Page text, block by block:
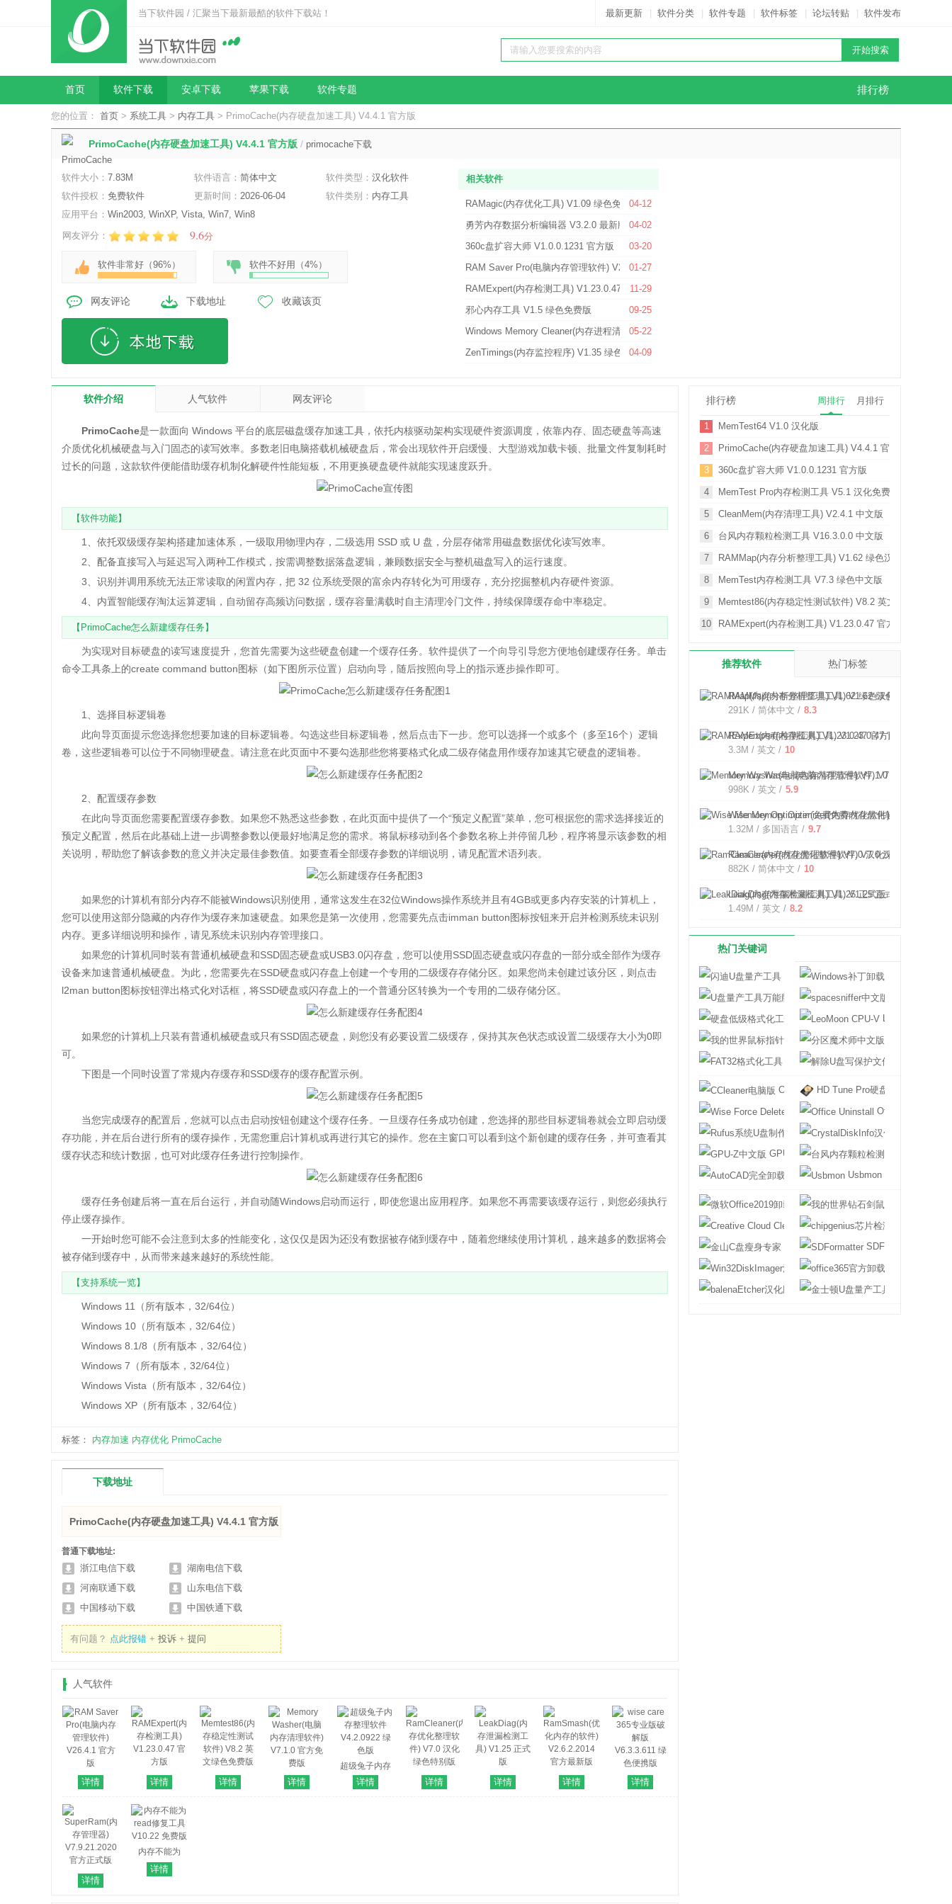
当下软件园 / 汇聚当下最新最酷的软件下载站！ 最新更新 软件分类 软件专题 软件标签 论坛转贴 软件发布
排行榜
首页 软件下载 安卓下载 苹果下载 软件专题
您的位置： 首页 > 系统工具 > 内存工具 > PrimoCache(内存硬盘加速工具) V4.4.1 官方版
PrimoCache(内存硬盘加速工具) V4.4.1 官方版 / primocache下载
软件大小： 7.83M 软件语言： 简体中文 软件类型：汉化软件
软件授权： 免费软件 更新时间： 2026-06-04 软件类别： 内存工具
应用平台： Win2003, WinXP, Vista, Win7, Win8
网友评分：
9.6分
软件非常好（96% ） 软件不好用（4% ）
网友评论 下载地址 收藏该页
相关软件
04-12
RAMagic(内存优化工具) V1.09 绿色免费版
04-02
勇芳内存数据分析编辑器 V3.2.0 最新版
03-20
360c盘扩容大师 V1.0.0.1231 官方版
01-27
RAM Saver Pro(电脑内存管理软件) V26.4.1 官方版
11-29
RAMExpert(内存检测工具) V1.23.0.47 官方版
09-25
邪心内存工具 V1.5 绿色免费版
05-22
Windows Memory Cleaner(内存进程清理工具) V3.0 绿色免费版
04-09
ZenTimings(内存监控程序) V1.35 绿色免费版
软件介绍 人气软件 网友评论
PrimoCache是一款面向 Windows 平台的底层磁盘缓存加速工具，依托内核驱动架构实现硬件资源调度，依靠内存、固态硬盘等高速
介质优化机械硬盘与入门固态的读写效率。多数老旧电脑搭载机械硬盘后，常会出现软件开启缓慢、大型游戏加载卡顿、批量文件复制耗时
过长的问题，这款软件便能借助缓存机制化解硬件性能短板，不用更换硬盘硬件就能实现速度跃升。
【软件功能】
1、依托双级缓存架构搭建加速体系，一级取用物理内存，二级选用 SSD 或 U 盘，分层存储常用磁盘数据优化读写效率。
2、配备直接写入与延迟写入两种工作模式，按需调整数据落盘逻辑，兼顾数据安全与整机磁盘写入的运行速度。
3、识别并调用系统无法正常读取的闲置内存，把 32 位系统受限的富余内存转化为可用缓存，充分挖掘整机内存硬件资源。
4、内置智能缓存淘汰运算逻辑，自动留存高频访问数据，缓存容量满载时自主清理冷门文件，持续保障缓存命中率稳定。
【PrimoCache怎么新建缓存任务】
为实现对目标硬盘的读写速度提升，您首先需要为这些硬盘创建一个缓存任务。软件提供了一个向导引导您方便地创建缓存任务。单击
命令工具条上的create command button图标（如下图所示位置）启动向导，随后按照向导上的指示逐步操作即可。
1、选择目标逻辑卷
此向导页面提示您选择您想要加速的目标逻辑卷。勾选这些目标逻辑卷，然后点击下一步。您可以选择一个或多个（多至16个）逻辑
卷，这些逻辑卷可以位于不同物理硬盘。请注意在此页面中不要勾选那些您将要格式化成二级存储盘用作缓存加速其它硬盘的逻辑卷。
2、配置缓存参数
在此向导页面您需要配置缓存参数。如果您不熟悉这些参数，在此页面中提供了一个“预定义配置”菜单，您可根据您的需求选择接近的
预定义配置，然后在此基础上进一步调整参数以便最好地满足您的需求。将鼠标移动到各个参数名称上并停留几秒，程序将显示该参数的相
关说明，帮助您了解该参数的意义并决定最佳参数值。如要查看全部缓存参数的详细说明，请见配置术语列表。
如果您的计算机有部分内存不能被Windows识别使用，通常这发生在32位Windows操作系统并且有4GB或更多内存安装的计算机上，
您可以使用这部分隐藏的内存作为缓存来加速硬盘。如果您是第一次使用，您需要先点击imman button图标按钮来开启并检测系统未识别
内存。更多详细说明和操作，请见系统未识别内存管理接口。
如果您的计算机同时装有普通机械硬盘和SSD固态硬盘或USB3.0闪存盘，您可以使用SSD固态硬盘或闪存盘的一部分或全部作为缓存
设备来加速普通机械硬盘。为此，您需要先在SSD硬盘或闪存盘上创建一个专用的二级缓存存储分区。如果您尚未创建过该分区，则点击
l2man button图标按钮弹出格式化对话框，将SSD硬盘或闪存盘上的一个普通分区转换为一个专用的二级存储分区。
如果您的计算机上只装有普通机械硬盘或只有SSD固态硬盘，则您没有必要设置二级缓存，保持其灰色状态或设置二级缓存大小为0即
可。
下图是一个同时设置了常规内存缓存和SSD缓存的缓存配置示例。
当您完成缓存的配置后，您就可以点击启动按钮创建这个缓存任务。一旦缓存任务成功创建，您选择的那些目标逻辑卷就会立即启动缓
存功能，并在后台进行所有的缓存操作，无需您重启计算机或再进行其它的操作。您在主窗口可以看到这个新创建的缓存任务，并可查看其
缓存状态和统计数据，也可对此缓存任务进行控制操作。
缓存任务创建后将一直在后台运行，并自动随Windows启动而运行，即使您退出应用程序。如果您不再需要该缓存运行，则您必须执行
停止缓存操作。
一开始时您可能不会注意到太多的性能变化，这仅仅是因为还没有数据被存储到缓存中，随着您继续使用计算机，越来越多的数据将会
被存储到缓存中，从而带来越来越好的系统性能。
【支持系统一览】
Windows 11（所有版本，32/64位）
Windows 10（所有版本，32/64位）
Windows 8.1/8（所有版本，32/64位）
Windows 7（所有版本，32/64位）
Windows Vista（所有版本，32/64位）
Windows XP（所有版本，32/64位）
标签： 内存加速 内存优化 PrimoCache
下载地址
PrimoCache(内存硬盘加速工具) V4.4.1 官方版
普通下载地址:
浙江电信下载
湖南电信下载
河南联通下载
山东电信下载
中国移动下载
中国铁通下载
有问题？ 点此报错 + 投诉 + 提问
人气软件
RAM Saver
Pro(电脑内存
管理软件)
V26.4.1 官方
版
详情
RAMExpert(内
存检测工具)
V1.23.0.47 官
方版
详情
Memtest86(内
存稳定性测试
详情
Memory
Washer(电脑
详情
超级兔子内存
整理软件
V4.2.0922 绿
详情
RamCleaner(内
存优化整理软
详情
LeakDiag(内
存泄漏检测工
详情
RamSmash(优
化内存的软件)
详情
wise care 365
专业版破解版
详情
SuperRam(内
存管理器)
详情
内存不能为
read修复工具
V10.22 免费版
详情
排行榜 周排行 月排行
1 MemTest64 V1.0 汉化版
2 PrimoCache(内存硬盘加速工具) V4.4.1 官方版
3 360c盘扩容大师 V1.0.0.1231 官方版
4 MemTest Pro内存检测工具 V5.1 汉化免费版
5 CleanMem(内存清理工具) V2.4.1 中文版
6 台风内存颗粒检测工具 V16.3.0.0 中文版
7 RAMMap(内存分析整理工具) V1.62 绿色汉化版
8 MemTest内存检测工具 V7.3 绿色中文版
9 Memtest86(内存稳定性测试软件) V8.2 英文绿色免费版
10 RAMExpert(内存检测工具) V1.23.0.47 官方版
推荐软件 热门标签
RAMMap(内存分析整理工具) V1.62 绿色汉化版
291K / 简体中文 / 8.3
RAMExpert(内存检测工具) V1.23.0.47 官方版
3.3M / 英文 / 10
Memory Washer(电脑内存清理软件) V7.1.0 官方免费
998K / 英文 / 5.9
Wise Memory Optimizer(免费内存优化软件) V3.52 绿
1.32M / 多国语言 / 9.7
RamCleaner(内存优化整理软件) V7.0 汉化绿色特别版
882K / 简体中文 / 10
LeakDiag(内存泄漏检测工具) V1.25 正式版
1.49M / 英文 / 8.2
热门关键词
闪迪U盘量产工具
U盘量产工具万能版
硬盘低级格式化工具
LeoMoon CPU-V
我的世界鼠标指针
FAT32格式化工具
CCleaner电脑版HD Tune Pro硬盘检测工具中文版
Wise Force Deleter
Office Uninstall
Rufus系统U盘制作软件
GPU-Z中文版
AutoCAD完全卸载删除工具
Usbmon
微软Office2019卸载工具
Creative Cloud Cleaner Tool
金山C盘瘦身专家
SDFormatter
Win32DiskImager汉化版
balenaEtcher汉化版